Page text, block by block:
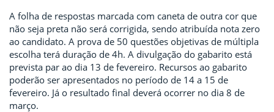
A folha de respostas marcada com caneta de outra cor que
não seja preta não será corrigida, sendo atribuída nota zero
ao candidato. A prova de 50 questões objetivas de múltipla
escolha terá duração de 4h. A divulgação do gabarito está
prevista par ao dia 13 de fevereiro. Recursos ao gabarito
poderão ser apresentados no período de 14 a 15 de
fevereiro. Já o resultado final deverá ocorrer no dia 8 de
março.